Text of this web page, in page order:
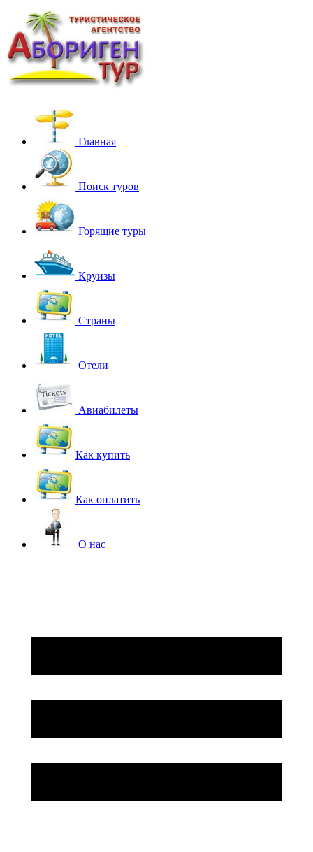
Главная
Поиск туров
Горящие туры
Круизы
Страны
Отели
Авиабилеты
Как купить
Как оплатить
О нас